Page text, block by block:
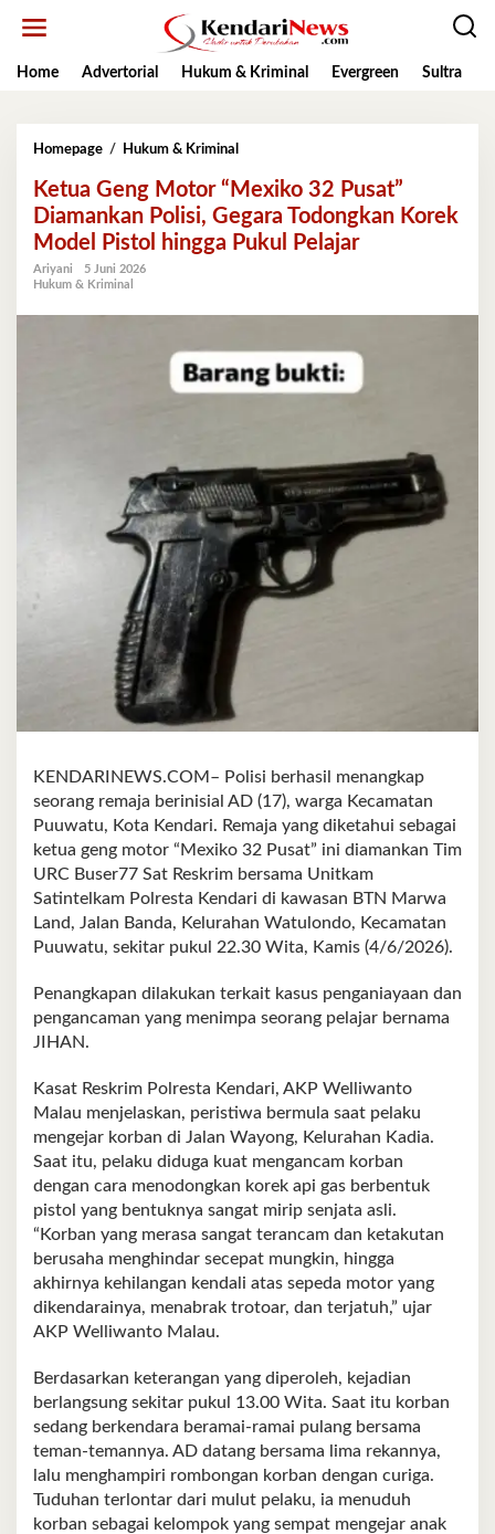
Home
Advertorial Hukum & Kriminal Evergreen Sultra
Homepage / Hukum & Kriminal
Motor
"Mexiko
32
Pusat"
Korek
Model
Pistol
Ketua Geng Motor “Mexiko 32 Pusat”
Diamankan Polisi, Gegara Todongkan Korek
Model Pistol hingga Pukul Pelajar
Ariyani
5 Juni 2026
Hukum & Kriminal
KENDARINEWS.COM– Polisi berhasil menangkap
seorang remaja berinisial AD (17), warga Kecamatan
Puuwatu, Kota Kendari. Remaja yang diketahui sebagai
ketua geng motor “Mexiko 32 Pusat” ini diamankan Tim
URC Buser77 Sat Reskrim bersama Unitkam
Satintelkam Polresta Kendari di kawasan BTN Marwa
Land, Jalan Banda, Kelurahan Watulondo, Kecamatan
Puuwatu, sekitar pukul 22.30 Wita, Kamis (4/6/2026).
Penangkapan dilakukan terkait kasus penganiayaan dan
pengancaman yang menimpa seorang pelajar bernama
JIHAN.
Kasat Reskrim Polresta Kendari, AKP Welliwanto
Malau menjelaskan, peristiwa bermula saat pelaku
mengejar korban di Jalan Wayong, Kelurahan Kadia.
Saat itu, pelaku diduga kuat mengancam korban
dengan cara menodongkan korek api gas berbentuk
pistol yang bentuknya sangat mirip senjata asli.
“Korban yang merasa sangat terancam dan ketakutan
berusaha menghindar secepat mungkin, hingga
akhirnya kehilangan kendali atas sepeda motor yang
dikendarainya, menabrak trotoar, dan terjatuh,” ujar
AKP Welliwanto Malau.
Berdasarkan keterangan yang diperoleh, kejadian
berlangsung sekitar pukul 13.00 Wita. Saat itu korban
sedang berkendara beramai-ramai pulang bersama
teman-temannya. AD datang bersama lima rekannya,
lalu menghampiri rombongan korban dengan curiga.
Tuduhan terlontar dari mulut pelaku, ia menuduh
korban sebagai kelompok yang sempat mengejar anak